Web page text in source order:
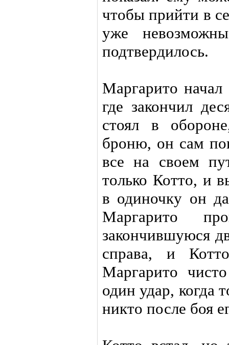
чтобы прийти в
уже
подтвердилось.
Маргарито
где закончил
стоял в
броню, он сам
все на своем
только Котто, и
в одиночку он
Маргарито
закончившуюся
справа, и
Маргарито
один удар, когда
никто после боя